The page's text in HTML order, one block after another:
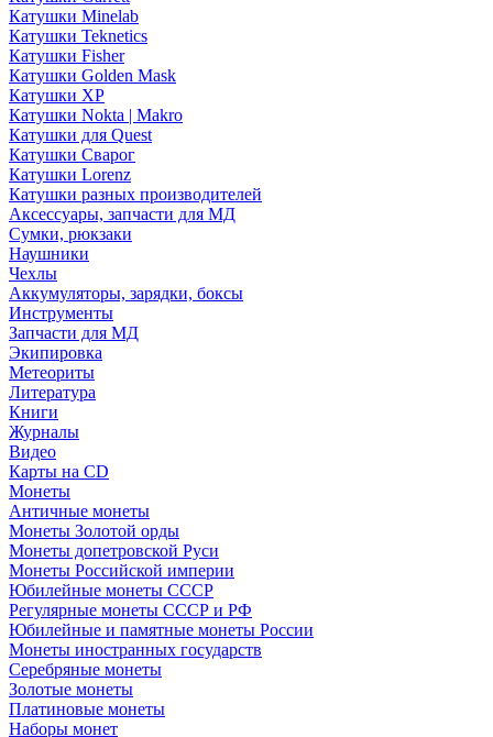
Катушки Minelab
Катушки Teknetics
Катушки Fisher
Катушки Golden Mask
Катушки XP
Катушки Nokta | Makro
Катушки для Quest
Катушки Сварог
Катушки Lorenz
Катушки разных производителей
Аксессуары, запчасти для МД
Сумки, рюкзаки
Наушники
Чехлы
Аккумуляторы, зарядки, боксы
Инструменты
Запчасти для МД
Экипировка
Метеориты
Литература
Книги
Журналы
Видео
Карты на CD
Монеты
Античные монеты
Монеты Золотой орды
Монеты допетровской Руси
Монеты Российской империи
Юбилейные монеты СССР
Регулярные монеты СССР и РФ
Юбилейные и памятные монеты России
Монеты иностранных государств
Серебряные монеты
Золотые монеты
Платиновые монеты
Наборы монет